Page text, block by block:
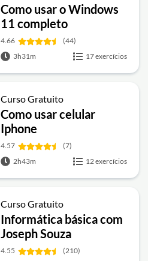
Como usar o Windows
11 completo
4.66
(44)
3h31m
17 exercícios
Curso Gratuito
Como usar celular
Iphone
4.57
(7)
2h43m
12 exercícios
Curso Gratuito
Informática básica com
Joseph Souza
4.55
(210)